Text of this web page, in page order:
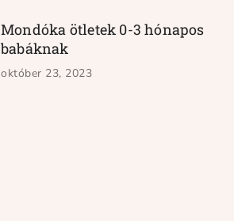
Mondóka ötletek 0-3 hónapos
babáknak
október 23, 2023